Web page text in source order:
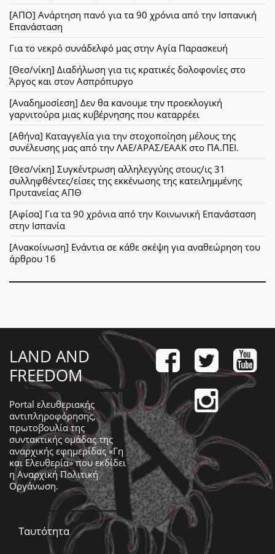
[ΑΠΟ] Ανάρτηση πανό για τα 90 χρόνια από την Ισπανική
Επανάσταση
Για το νεκρό συνάδελφό μας στην Αγία Παρασκευή
[Θεσ/νίκη] Διαδήλωση για τις κρατικές δολοφονίες στο
Άργος και στον Ασπρόπυργο
[Αναδημοσίεση] Δεν θα κανουμε την προεκλογική
γαρνιτούρα μιας κυβέρνησης που καταρρέει
[Αθήνα] Καταγγελία για την στοχοποίηση μέλους της
συνέλευσης μας από την ΛΑΕ/ΑΡΑΣ/ΕΑΑΚ στο ΠΑ.ΠΕΙ.
[Θεσ/νίκη] Συγκέντρωση αλληλεγγύης στους/ις 31
συλληφθέντες/είσες της εκκένωσης της κατειλημμένης
Πρυτανείας ΑΠΘ
[Αφίσα] Για τα 90 χρόνια από την Κοινωνική Επανάσταση
στην Ισπανία
[Ανακοίνωση] Ενάντια σε κάθε σκέψη για αναθεώρηση του
άρθρου 16
LAND AND
FREEDOM
Portal ελευθεριακής
αντιπληροφόρησης,
πρωτοβουλία της
συντακτικής ομάδας της
αναρχικής εφημερίδας «Γη
και Ελευθερία» που εκδίδει
ηΑναρχική Πολιτική
Οργάνωση.
Ταυτότητα